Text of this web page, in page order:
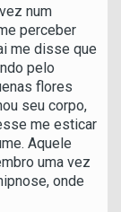
num
perceber
me disse que
pelo
flores
seu corpo,
me esticar
Aquele
uma vez
onde